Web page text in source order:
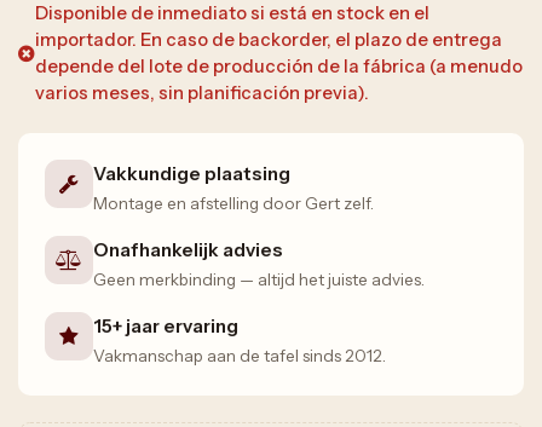
Disponible de inmediato si está en stock en el
importador. En caso de backorder, el plazo de entrega
depende del lote de producción de la fábrica (a menudo
varios meses, sin planificación previa).
Vakkundige plaatsing
Montage en afstelling door Gert zelf.
Onafhankelijk advies
Geen merkbinding — altijd het juiste advies.
15+ jaar ervaring
Vakmanschap aan de tafel sinds 2012.